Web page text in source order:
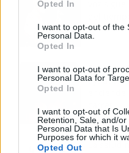
Opted In
I want to opt-out of the
Personal Data.
Opted In
I want to opt-out of
Personal Data for
Opted In
I want to opt-out of
Retention, Sale, and/
Personal Data that Is
Purposes for which it
Opted Out
Fuego
ayudas: